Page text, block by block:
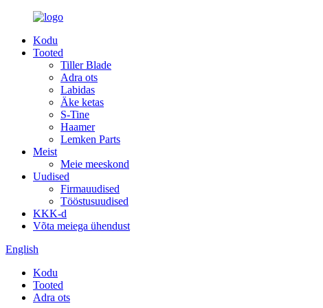
Kodu
Tooted
Tiller Blade
Adra ots
Labidas
Äke ketas
S-Tine
Haamer
Lemken Parts
Meist
Meie meeskond
Uudised
Firmauudised
Tööstusuudised
KKK-d
Võta meiega ühendust
English
Kodu
Tooted
Adra ots